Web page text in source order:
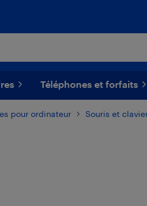
Téléphones et forfaits
pour ordinateur Souris et